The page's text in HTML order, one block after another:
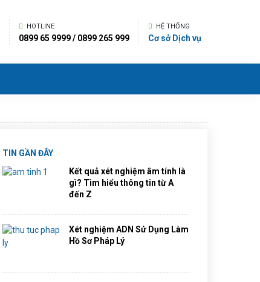
HOTLINE
0899 65 9999 / 0899 265 999
HỆ THỐNG
Cơ sở Dịch vụ
TIN GẦN ĐÂY
Kết quả xét nghiệm âm tính là
gì? Tìm hiểu thông tin từ A
đến Z
Xét nghiệm ADN Sử Dụng Làm
Hồ Sơ Pháp Lý